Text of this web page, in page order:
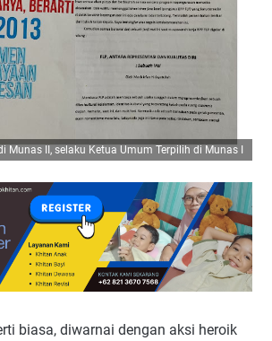
Munas II, selaku Ketua Umum Terpilih di Munas I
biasa, diwarnai dengan aksi heroik